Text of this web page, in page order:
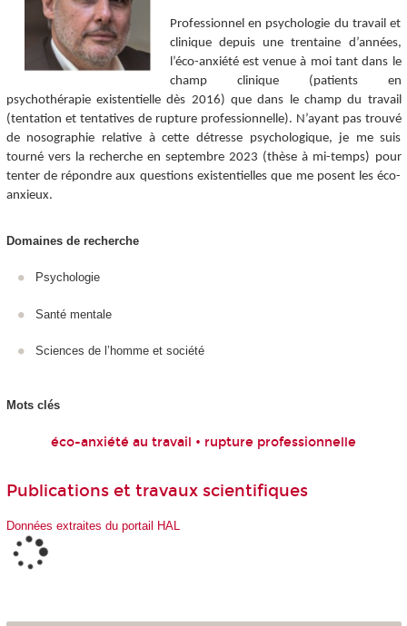
Professionnel en psychologie du travail et
clinique depuis une trentaine d’années,
l’éco-anxiété est venue à moi tant dans le
champ clinique (patients en
psychothérapie existentielle dès 2016) que dans le champ du travail
(tentation et tentatives de rupture professionnelle). N’ayant pas trouvé
de nosographie relative à cette détresse psychologique, je me suis
tourné vers la recherche en septembre 2023 (thèse à mi-temps) pour
tenter de répondre aux questions existentielles que me posent les éco-
anxieux.
Domaines de recherche
Psychologie
Santé mentale
Sciences de l’homme et société
Mots clés
éco-anxiété au travail • rupture professionnelle
Publications et travaux scientifiques
Données extraites du portail HAL